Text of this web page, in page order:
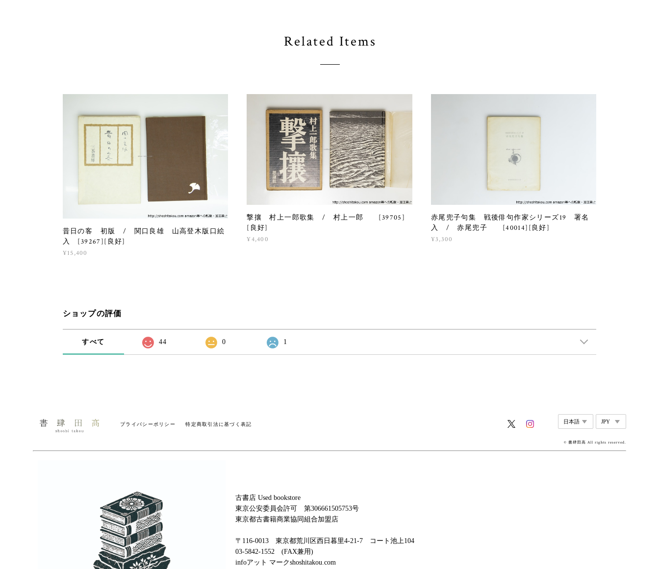
Related Items
昔日の客 初版 / 関口良雄 山高登木版口絵
入 [39267][良好]
¥15,400
撃攘 村上一郎歌集 / 村上一郎 [39705]
[良好]
¥4,400
赤尾兜子句集 戦後俳句作家シリーズ19 署名
入 / 赤尾兜子 [40014][良好]
¥3,300
ショップの評価
すべて 44 0 1
プライバシーポリシー 特定商取引法に基づく表記
© 書肆田高 All rights reserved.
古書店 Used bookstore
東京公安委員会許可 第306661505753号
東京都古書籍商業協同組合加盟店
〒116-0013 東京都荒川区西日暮里4-21-7 コート池上104
03-5842-1552 (FAX兼用)
infoアット マークshoshitakou.com